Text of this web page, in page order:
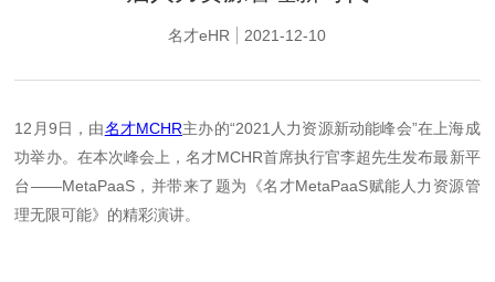
名才eHR 2021-12-10
12月9日，由名才MCHR主办的“2021人力资源新动能峰会”在上海成
功举办。在本次峰会上，名才MCHR首席执行官李超先生发布最新平
台——MetaPaaS，并带来了题为《名才MetaPaaS赋能人力资源管
理无限可能》的精彩演讲。